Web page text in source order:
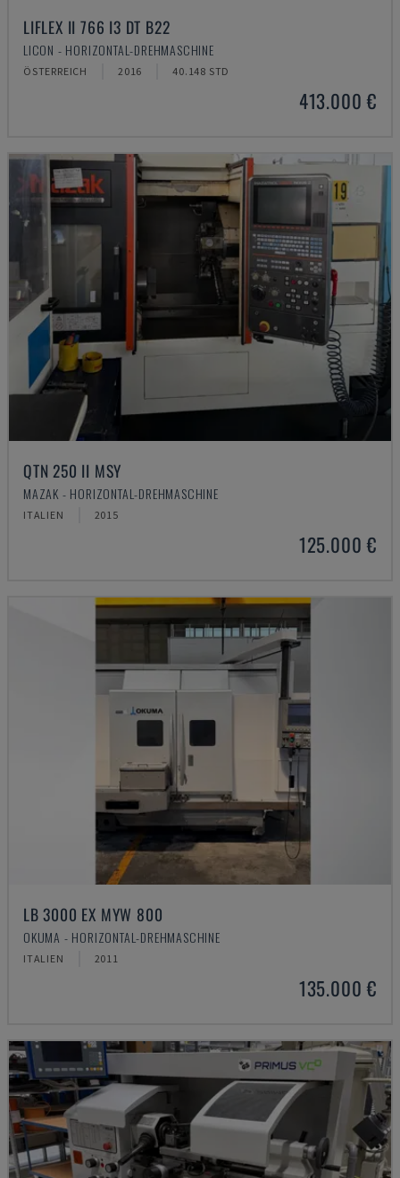
LIFLEX II 766 I3 DT B22
LICON - HORIZONTAL-DREHMASCHINE
ÖSTERREICH 2016 40.148 STD
413.000 €
QTN 250 II MSY
MAZAK - HORIZONTAL-DREHMASCHINE
ITALIEN 2015
125.000 €
LB 3000 EX MYW 800
OKUMA - HORIZONTAL-DREHMASCHINE
ITALIEN 2011
135.000 €